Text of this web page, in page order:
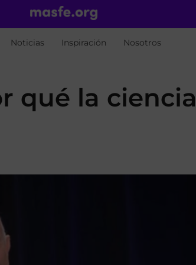
Noticias Inspiración Nosotros
qué la